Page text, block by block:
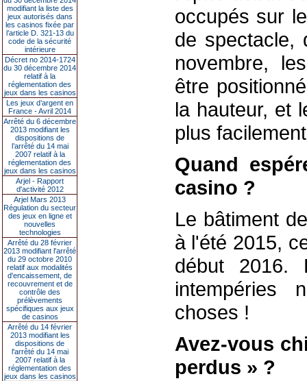
modifiant la liste des
jeux autorisés dans
les casinos fixée par
l’article D. 321-13 du
code de la sécurité
intérieure
Décret no 2014-1724
du 30 décembre 2014
relatif à la
réglementation des
jeux dans les casinos
Les jeux d’argent en
France - Avril 2014
Arrêté du 6 décembre
2013 modifiant les
dispositions de
l’arrêté du 14 mai
2007 relatif à la
réglementation des
jeux dans les casinos
Arjel - Rapport
d'activité 2012
Arjel Mars 2013
Régulation du secteur
des jeux en ligne et
nouvelles
technologies
Arrêté du 28 février
2013 modifiant l'arrêté
du 29 octobre 2010
relatif aux modalités
d'encaissement, de
recouvrement et de
contrôle des
prélèvements
spécifiques aux jeux
de casinos
Arrêté du 14 février
2013 modifiant les
dispositions de
l'arrêté du 14 mai
2007 relatif à la
réglementation des
jeux dans les casinos
occupés sur
de spectacle,
novembre,
être
la hauteur, et
plus
Quand
casino ?
Le bâtiment
à l'été 2015,
début 2016.
intempéries
choses !
Avez-vous
perdus » ?